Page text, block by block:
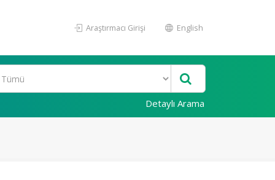
Araştırmacı Girişi English
Detaylı Arama